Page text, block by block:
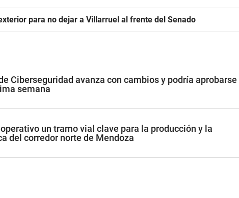
para no dejar a Villarruel al frente del Senado
Ciberseguridad avanza con cambios y podría aprobarse
semana
un tramo vial clave para la producción y la
del corredor norte de Mendoza